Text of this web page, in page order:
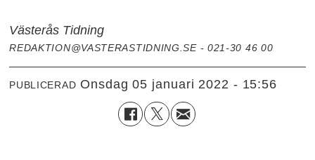
Västerås Tidning
REDAKTION@VASTERASTIDNING.SE - 021-30 46 00
PUBLICERAD onsdag 05 januari 2022 - 15:56